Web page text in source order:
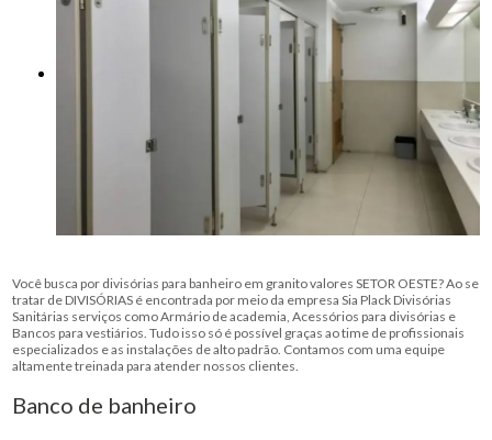
Você busca por divisórias para banheiro em granito valores SETOR OESTE? Ao se
tratar de DIVISÓRIAS é encontrada por meio da empresa Sia Plack Divisórias
Sanitárias serviços como Armário de academia, Acessórios para divisórias e
Bancos para vestiários. Tudo isso só é possível graças ao time de profissionais
especializados e as instalações de alto padrão. Contamos com uma equipe
altamente treinada para atender nossos clientes.
Banco de banheiro